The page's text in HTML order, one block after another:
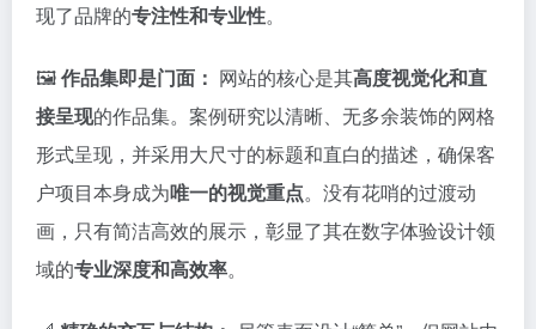
现了品牌的专注性和专业性。
🖼️作品集即是门面： 网站的核心是其高度视觉化和直
接呈现的作品集。案例研究以清晰、无多余装饰的网格
形式呈现，并采用大尺寸的标题和直白的描述，确保客
户项目本身成为唯一的视觉重点。没有花哨的过渡动
画，只有简洁高效的展示，彰显了其在数字体验设计领
域的专业深度和高效率。